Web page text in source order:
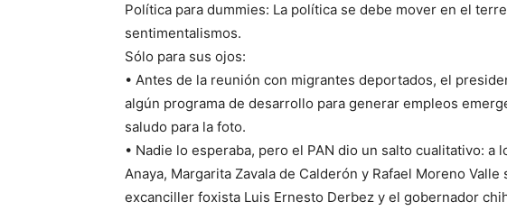
Política para dummies: La política se debe mover en el
sentimentalismos.
Sólo para sus ojos:
• Antes de la reunión con migrantes deportados, el
algún programa de desarrollo para generar empleos
saludo para la foto.
• Nadie lo esperaba, pero el PAN dio un salto cualitativo: a
Anaya, Margarita Zavala de Calderón y Rafael Moreno
excanciller foxista Luis Ernesto Derbez y el gobernador